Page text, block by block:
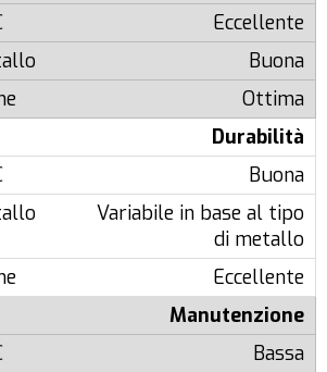
Eccellente
Buona
Ottima
Durabilità
Buona
Variabile in base al tipo
di metallo
Eccellente
Manutenzione
Bassa